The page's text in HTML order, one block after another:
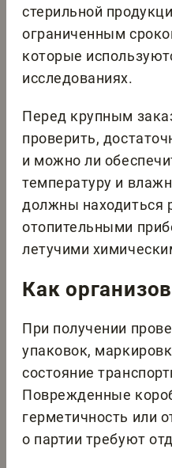
стерильной
ограниченным
которые
исследованиях.
Перед крупным
проверить,
и можно ли
температуру и
должны находиться
отопительными
летучими
Как
При получении
упаковок,
состояние
Поврежденные
герметичность или
о партии требуют